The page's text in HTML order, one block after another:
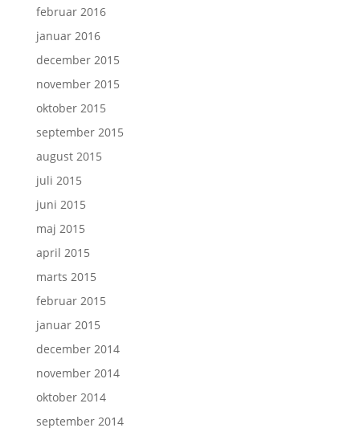
februar 2016
januar 2016
december 2015
november 2015
oktober 2015
september 2015
august 2015
juli 2015
juni 2015
maj 2015
april 2015
marts 2015
februar 2015
januar 2015
december 2014
november 2014
oktober 2014
september 2014